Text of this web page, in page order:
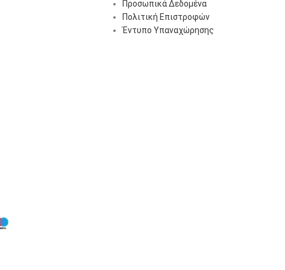
Προσωπικά Δεδομένα
Πολιτική Επιστροφών
Έντυπο Υπαναχώρησης